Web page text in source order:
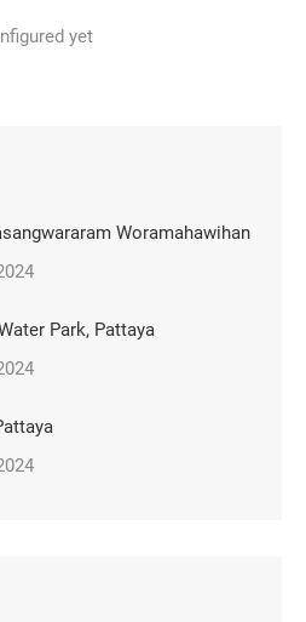
yet
Woramahawihan
Park, Pattaya